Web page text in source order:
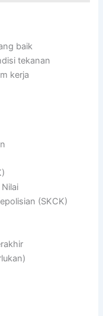
baik
tekanan
kerja
(SKCK)